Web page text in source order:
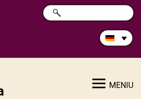
Durchsuchen
Sie
SUCHE
MENIU